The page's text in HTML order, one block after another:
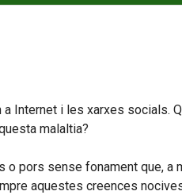
i les xarxes socials.
malaltia?
pors sense fonament que,
aquestes creences